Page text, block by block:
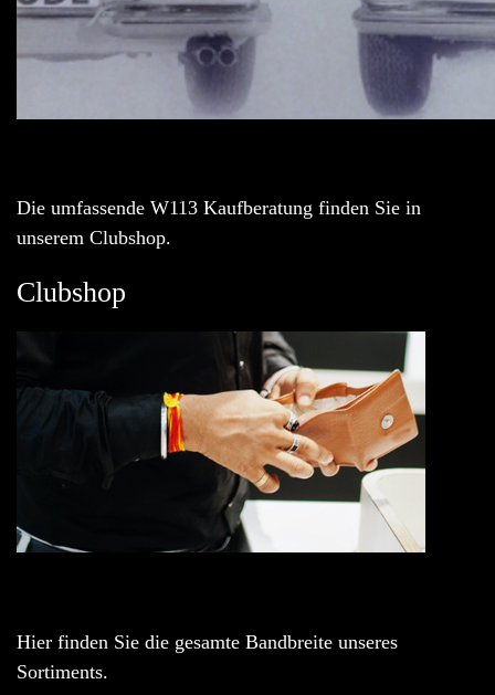
Die umfassende W113 Kaufberatung finden Sie in
unserem Clubshop.
Clubshop
Hier finden Sie die gesamte Bandbreite unseres
Sortiments.